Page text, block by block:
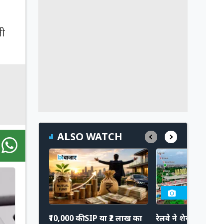
ALSO WATCH
₹10,000 की SIP या ₹2 लाख का
रेलवे ने शेयर की